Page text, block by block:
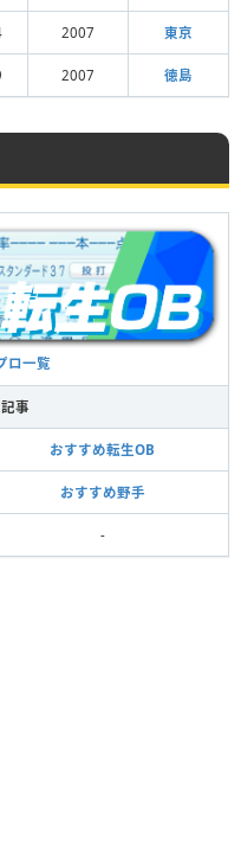
2007 東京
2007 徳島
ロ一覧
事
おすすめ転生OB
おすすめ野手
-